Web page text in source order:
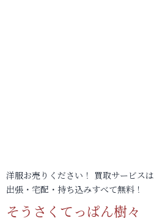
洋服お売りください！ 買取サービスは
出張・宅配・持ち込みすべて無料！
そうさくてっぱん樹々